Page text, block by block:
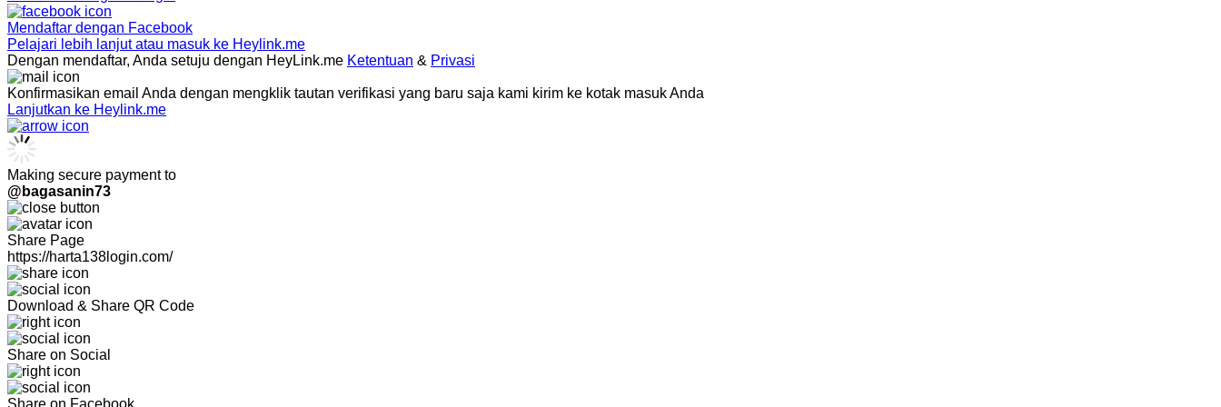
Mendaftar dengan Facebook
Pelajari lebih lanjut atau masuk ke Heylink.me
Dengan mendaftar, Anda setuju dengan HeyLink.me Ketentuan & Privasi
Konfirmasikan email Anda dengan mengklik tautan verifikasi yang baru saja kami kirim ke kotak masuk Anda
Lanjutkan ke Heylink.me
Making secure payment to
@bagasanin73
Share Page
https://harta138login.com/
Download & Share QR Code
Share on Social
Share on Facebook